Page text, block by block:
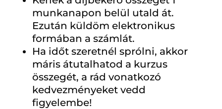
munkanapon belül utald át.
Ezután küldöm elektronikus
formában a számlát.
Ha időt szeretnél sprólni, akkor
máris átutalhatod a kurzus
összegét, a rád vonatkozó
kedvezményeket vedd
figyelembe!